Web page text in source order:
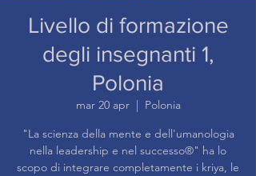
Livello di formazione
degli insegnanti 1,
Polonia
mar 20 apr
  |
Polonia
"La scienza della mente e dell'umanologia
nella leadership e nel successo®" ha lo
scopo di integrare completamente i kriya, le